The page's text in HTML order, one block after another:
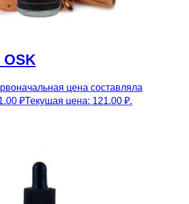
OSK
цена составляла
₽Текущая цена: 121.00 ₽.